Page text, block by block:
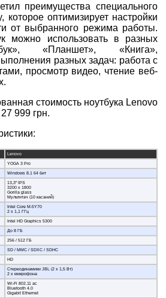
преимущества специального
которое оптимизирует настройки
от выбранного режима работы.
можно использовать в разных
«Планшет», «Книга»,
разных задач: работа с
просмотр видео, чтение веб-
стоимость ноутбука Lenovo
999 грн.
Lenovo
YOGA 3 Pro
Windows 8.1 64 бит
13,3" IPS
3200 x 1800
Gorilla glass
Мультитач (10 касаний)
Intel Core M-5Y70
2 х 1,1 ГГц
Intel HD Graphics 5300
До 8 ГБ
256 / 512 ГБ
SD / MMC / SDXC / SDHC
HD
Стереодинамики JBL (2 х 1,5 Вт)
2 х микрофона
Wi-Fi 802.11 ac
Bluetooth 4.0
Gigabit Ethernet